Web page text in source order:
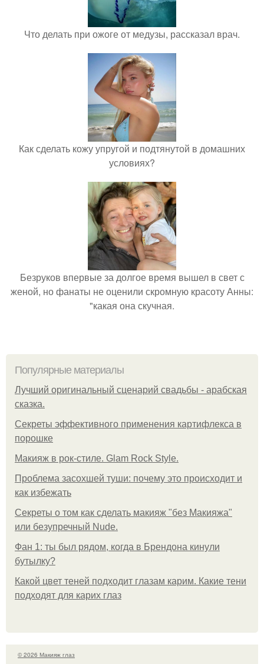
Что делать при ожоге от медузы, рассказал врач.
Как сделать кожу упругой и подтянутой в домашних
условиях?
Безруков впервые за долгое время вышел в свет с
женой, но фанаты не оценили скромную красоту Анны:
"какая она скучная.
Популярные материалы
Лучший оригинальный сценарий свадьбы - арабская
сказка.
Секреты эффективного применения картифлекса в
порошке
Макияж в рок-стиле. Glam Rock Style.
Проблема засохшей туши: почему это происходит и
как избежать
Секреты о том как сделать макияж "без Макияжа"
или безупречный Nude.
Фан 1: ты был рядом, когда в Брендона кинули
бутылку?
Какой цвет теней подходит глазам карим. Какие тени
подходят для карих глаз
© 2026 Макияж глаз